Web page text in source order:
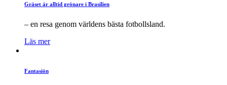
Gräset är alltid grönare i Brasilien
– en resa genom världens bästa fotbollsland.
Läs mer
Fantasiön